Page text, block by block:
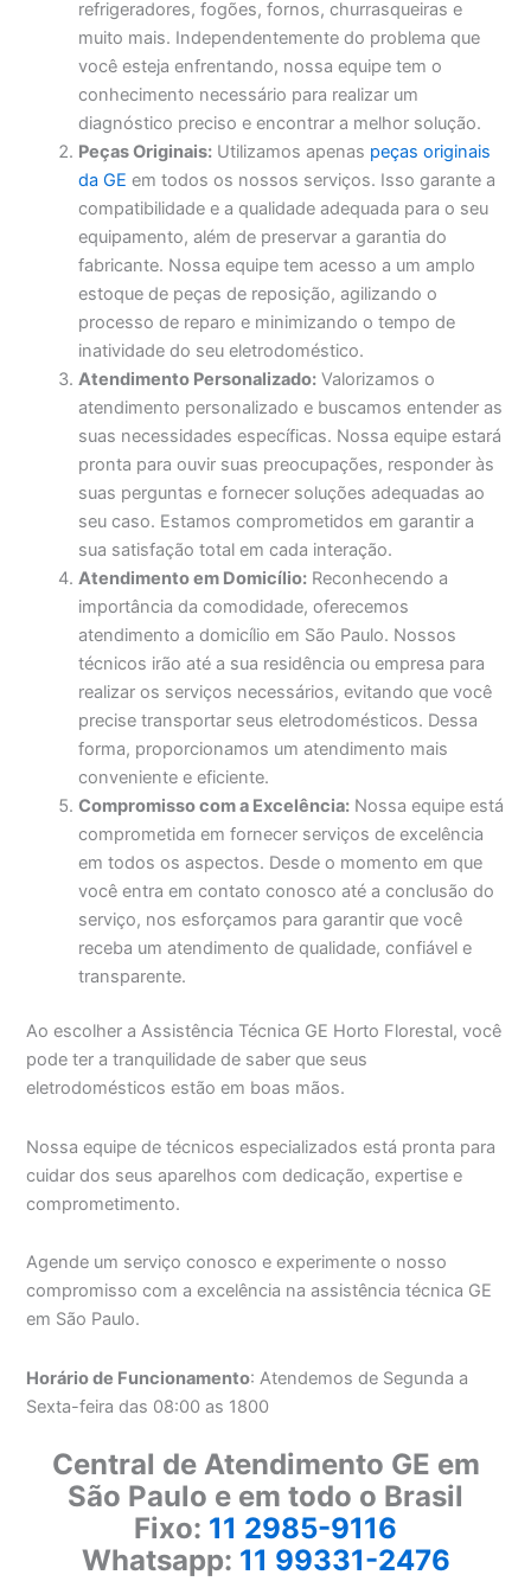
refrigeradores, fogões, fornos, churrasqueiras e
muito mais. Independentemente do problema que
você esteja enfrentando, nossa equipe tem o
conhecimento necessário para realizar um
diagnóstico preciso e encontrar a melhor solução.
Peças Originais: Utilizamos apenas peças originais
da GE em todos os nossos serviços. Isso garante a
compatibilidade e a qualidade adequada para o seu
equipamento, além de preservar a garantia do
fabricante. Nossa equipe tem acesso a um amplo
estoque de peças de reposição, agilizando o
processo de reparo e minimizando o tempo de
inatividade do seu eletrodoméstico.
Atendimento Personalizado: Valorizamos o
atendimento personalizado e buscamos entender as
suas necessidades específicas. Nossa equipe estará
pronta para ouvir suas preocupações, responder às
suas perguntas e fornecer soluções adequadas ao
seu caso. Estamos comprometidos em garantir a
sua satisfação total em cada interação.
Atendimento em Domicílio: Reconhecendo a
importância da comodidade, oferecemos
atendimento a domicílio em São Paulo. Nossos
técnicos irão até a sua residência ou empresa para
realizar os serviços necessários, evitando que você
precise transportar seus eletrodomésticos. Dessa
forma, proporcionamos um atendimento mais
conveniente e eficiente.
Compromisso com a Excelência: Nossa equipe está
comprometida em fornecer serviços de excelência
em todos os aspectos. Desde o momento em que
você entra em contato conosco até a conclusão do
serviço, nos esforçamos para garantir que você
receba um atendimento de qualidade, confiável e
transparente.
Ao escolher a Assistência Técnica GE Horto Florestal, você
pode ter a tranquilidade de saber que seus
eletrodomésticos estão em boas mãos.
Nossa equipe de técnicos especializados está pronta para
cuidar dos seus aparelhos com dedicação, expertise e
comprometimento.
Agende um serviço conosco e experimente o nosso
compromisso com a excelência na assistência técnica GE
em São Paulo.
Horário de Funcionamento: Atendemos de Segunda a
Sexta-feira das 08:00 as 1800
Central de Atendimento GE em
São Paulo e em todo o Brasil
Fixo: 11 2985-9116
Whatsapp: 11 99331-2476